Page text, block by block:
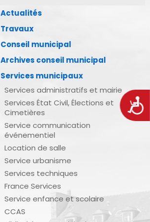
Actualités
Travaux
Conseil municipal
Archives conseil municipal
Services municipaux
Services administratifs et mairie
Services État Civil, Élections et
Cimetières
Service communication
événementiel
Location de salle
Service urbanisme
Services techniques
France Services
Service enfance et scolaire
CCAS